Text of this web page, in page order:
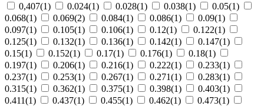
0,407(1) 0.024(1) 0.028(1) 0.038(1)
0.05(1)
0.068(1)
0.069(2) 0.084(1) 0.086(1)
0.09(1)
0.097(1)
0.105(1) 0.106(1) 0.12(1)
0.122(1)
0.125(1)
0.132(1) 0.136(1) 0.142(1)
0.147(1)
0.15(1)
0.152(1) 0.17(1) 0.176(1)
0.18(1)
0.197(1)
0.206(1) 0.216(1) 0.222(1)
0.233(1)
0.237(1)
0.253(1) 0.267(1) 0.271(1)
0.283(1)
0.315(1)
0.362(1) 0.375(1) 0.398(1)
0.403(1)
0.411(1)
0.437(1) 0.455(1) 0.462(1)
0.473(1)